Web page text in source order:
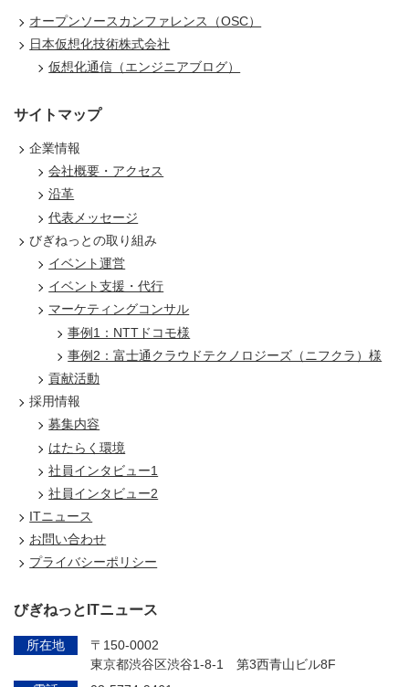
オープンソースカンファレンス（OSC）
日本仮想化技術株式会社
仮想化通信（エンジニアブログ）
サイトマップ
企業情報
会社概要・アクセス
沿革
代表メッセージ
びぎねっとの取り組み
イベント運営
イベント支援・代行
マーケティングコンサル
事例1：NTTドコモ様
事例2：富士通クラウドテクノロジーズ（ニフクラ）様
貢献活動
採用情報
募集内容
はたらく環境
社員インタビュー1
社員インタビュー2
ITニュース
お問い合わせ
プライバシーポリシー
びぎねっとITニュース
所在地
〒150-0002
東京都渋谷区渋谷1-8-1 第3西青山ビル8F